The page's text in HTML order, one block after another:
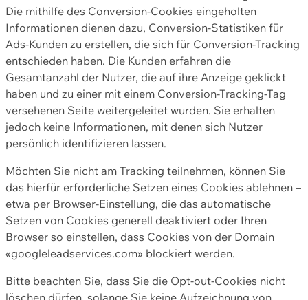
Die mithilfe des Conversion-Cookies eingeholten
Informationen dienen dazu, Conversion-Statistiken für
Ads-Kunden zu erstellen, die sich für Conversion-Tracking
entschieden haben. Die Kunden erfahren die
Gesamtanzahl der Nutzer, die auf ihre Anzeige geklickt
haben und zu einer mit einem Conversion-Tracking-Tag
versehenen Seite weitergeleitet wurden. Sie erhalten
jedoch keine Informationen, mit denen sich Nutzer
persönlich identifizieren lassen.
Möchten Sie nicht am Tracking teilnehmen, können Sie
das hierfür erforderliche Setzen eines Cookies ablehnen –
etwa per Browser-Einstellung, die das automatische
Setzen von Cookies generell deaktiviert oder Ihren
Browser so einstellen, dass Cookies von der Domain
«googleleadservices.com» blockiert werden.
Bitte beachten Sie, dass Sie die Opt-out-Cookies nicht